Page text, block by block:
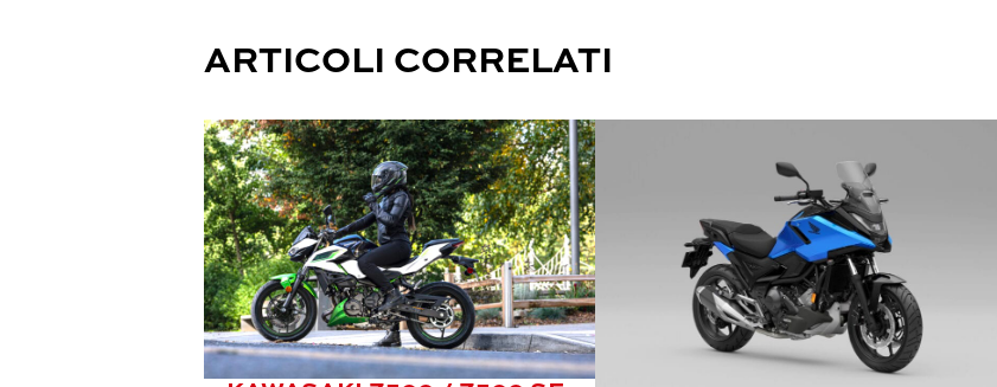
ARTICOLI CORRELATI